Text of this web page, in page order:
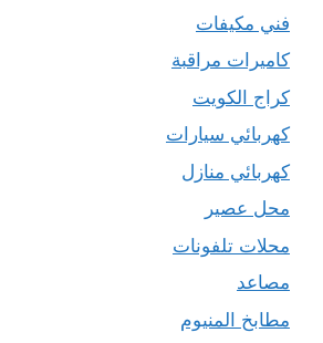
فني مكيفات
كاميرات مراقبة
كراج الكويت
كهربائي سيارات
كهربائي منازل
محل عصير
محلات تلفونات
مصاعد
مطابخ المنيوم